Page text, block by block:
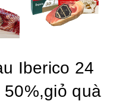
Iberico 24
quà